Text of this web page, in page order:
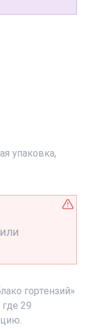
упаковка,
гортензий»
29